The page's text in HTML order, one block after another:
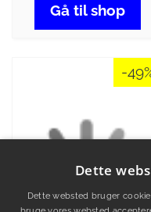
Gå til shop
-
Dette
Dette websted bruger